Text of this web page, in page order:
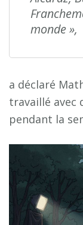
monde »,
a déclaré
travaillé avec
pendant la